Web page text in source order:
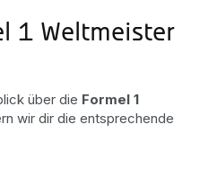
1 Weltmeister
über die Formel 1
wir dir die entsprechende